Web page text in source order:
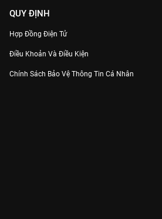
QUY ĐỊNH
Hợp Đồng Điện Tử
Điều Khoản Và Điều Kiện
Chính Sách Bảo Vệ Thông Tin Cá Nhân